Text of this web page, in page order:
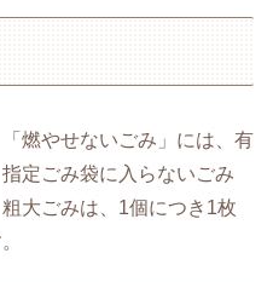
燃やせないごみ」には、有
定ごみ袋に入らないごみ
大ごみは、1個につき1枚